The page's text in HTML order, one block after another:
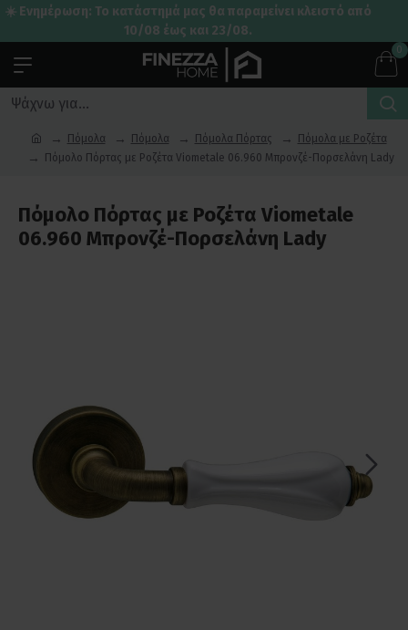
☀️ Ενημέρωση: Το κατάστημά μας θα παραμείνει κλειστό από
10/08 έως και 23/08.
0
Πόμολα Πόμολα Πόμολα Πόρτας
Πόμολα με Ροζέτα
Πόμολο Πόρτας με Ροζέτα Viometale 06.960 Μπρονζέ-Πορσελάνη Lady
Πόμολο Πόρτας με Ροζέτα Viometale
06.960 Μπρονζέ-Πορσελάνη Lady